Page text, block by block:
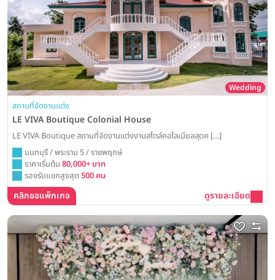
Wedding
สถานที่จัดงานแต่ง
LE VIVA Boutique Colonial House
LE VIVA Boutique สถานที่จัดงานแต่งงานสไตล์คอโลเนียลสุดค […]
นนทบุรี / พระราม 5 / ราชพฤกษ์
ราคาเริ่มต้น 80,000+ บาท
รองรับแขกสูงสุด 500 คน
คลิกขอแพ็กเกจ ดูรายละเอียด